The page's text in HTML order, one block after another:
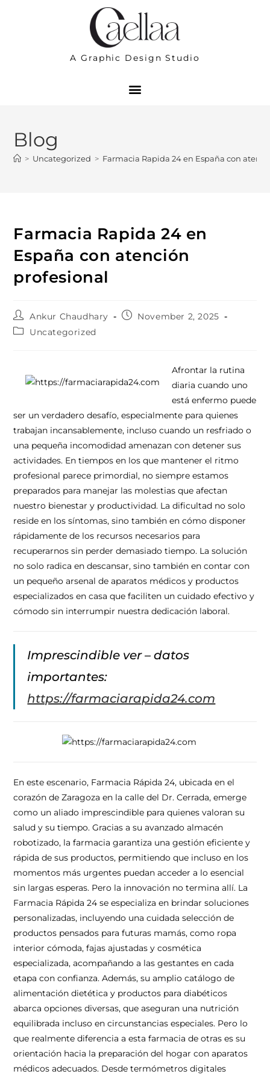
A Graphic Design Studio
Blog
> Uncategorized > Farmacia Rapida 24 en España con
Farmacia Rapida 24 en
España con atención
profesional
Ankur Chaudhary
November 2, 2025
Uncategorized
Afrontar la rutina
diaria cuando uno
está enfermo puede
ser un verdadero desafío, especialmente para quienes
trabajan incansablemente, incluso cuando un resfriado o
una pequeña incomodidad amenazan con detener sus
actividades. En tiempos en los que mantener el ritmo
profesional parece primordial, no siempre estamos
preparados para manejar las molestias que afectan
nuestro bienestar y productividad. La dificultad no solo
reside en los síntomas, sino también en cómo disponer
rápidamente de los recursos necesarios para
recuperarnos sin perder demasiado tiempo. La solución
no solo radica en descansar, sino también en contar con
un pequeño arsenal de aparatos médicos y productos
especializados en casa que faciliten un cuidado efectivo y
cómodo sin interrumpir nuestra dedicación laboral.
Imprescindible ver – datos
importantes:
https://farmaciarapida24.com
En este escenario, Farmacia Rápida 24, ubicada en el
corazón de Zaragoza en la calle del Dr. Cerrada, emerge
como un aliado imprescindible para quienes valoran su
salud y su tiempo. Gracias a su avanzado almacén
robotizado, la farmacia garantiza una gestión eficiente y
rápida de sus productos, permitiendo que incluso en los
momentos más urgentes puedan acceder a lo esencial
sin largas esperas. Pero la innovación no termina allí. La
Farmacia Rápida 24 se especializa en brindar soluciones
personalizadas, incluyendo una cuidada selección de
productos pensados para futuras mamás, como ropa
interior cómoda, fajas ajustadas y cosmética
especializada, acompañando a las gestantes en cada
etapa con confianza. Además, su amplio catálogo de
alimentación dietética y productos para diabéticos
abarca opciones diversas, que aseguran una nutrición
equilibrada incluso en circunstancias especiales. Pero lo
que realmente diferencia a esta farmacia de otras es su
orientación hacia la preparación del hogar con aparatos
médicos adecuados. Desde termómetros digitales